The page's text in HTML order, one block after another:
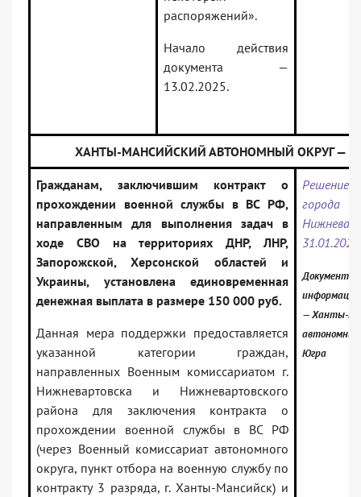
распоряжений».
Начало действия
документа —
13.02.2025.
ХАНТЫ-МАНСИЙСКИЙ АВТОНОМНЫЙ ОКРУГ —
Гражданам, заключившим контракт о
прохождении военной службы в ВС РФ,
направленным для выполнения задач в
ходе СВО на территориях ДНР, ЛНР,
Запорожской, Херсонской областей и
Украины, установлена единовременная
денежная выплата в размере 150 000 руб.
Данная мера поддержки предоставляется
указанной категории граждан,
направленных Военным комиссариатом г.
Нижневартовска и Нижневартовского
района для заключения контракта о
прохождении военной службы в ВС РФ
(через Военный комиссариат автономного
округа, пункт отбора на военную службу по
контракту 3 разряда, г. Ханты-Мансийск) и
города
Документ
— Ханты-
автономный
Югра